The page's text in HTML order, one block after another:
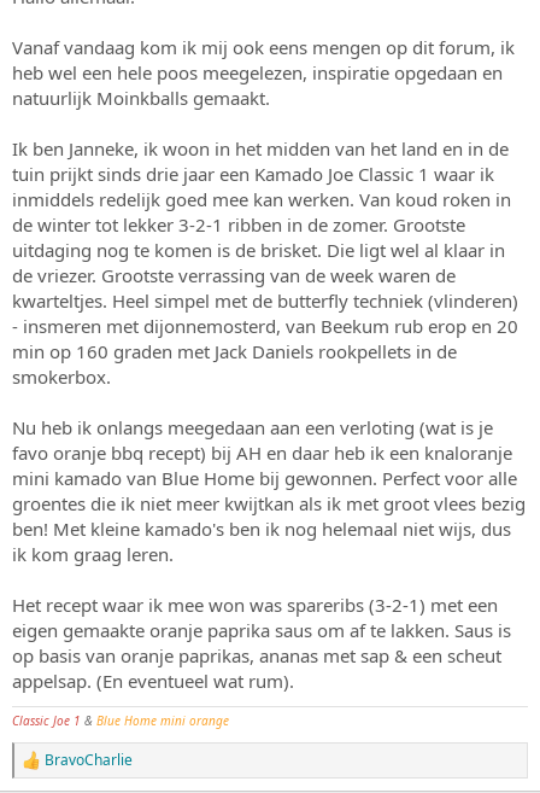
a
r
t
r
Vanaf vandaag kom ik mij ook eens mengen op dit forum, ik
heb wel een hele poos meegelezen, inspiratie opgedaan en
natuurlijk Moinkballs gemaakt.
Ik ben Janneke, ik woon in het midden van het land en in de
tuin prijkt sinds drie jaar een Kamado Joe Classic 1 waar ik
inmiddels redelijk goed mee kan werken. Van koud roken in
de winter tot lekker 3-2-1 ribben in de zomer. Grootste
uitdaging nog te komen is de brisket. Die ligt wel al klaar in
de vriezer. Grootste verrassing van de week waren de
kwarteltjes. Heel simpel met de butterfly techniek (vlinderen)
- insmeren met dijonnemosterd, van Beekum rub erop en 20
min op 160 graden met Jack Daniels rookpellets in de
smokerbox.
Nu heb ik onlangs meegedaan aan een verloting (wat is je
favo oranje bbq recept) bij AH en daar heb ik een knaloranje
mini kamado van Blue Home bij gewonnen. Perfect voor alle
groentes die ik niet meer kwijtkan als ik met groot vlees bezig
ben! Met kleine kamado's ben ik nog helemaal niet wijs, dus
ik kom graag leren.
Het recept waar ik mee won was spareribs (3-2-1) met een
eigen gemaakte oranje paprika saus om af te lakken. Saus is
op basis van oranje paprikas, ananas met sap & een scheut
appelsap. (En eventueel wat rum).
Classic Joe 1 & Blue Home mini orange
W
a
BravoCharlie